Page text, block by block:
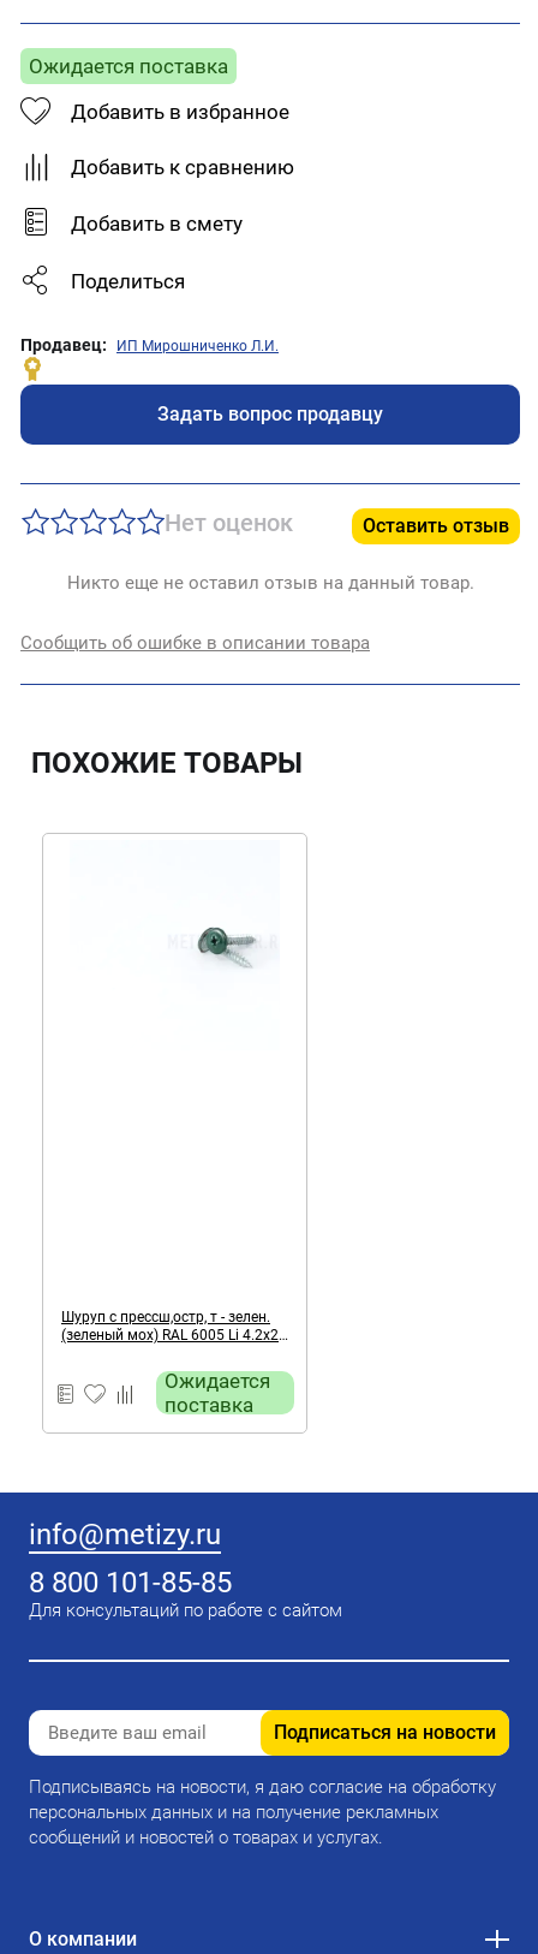
Ожидается поставка
Добавить в избранное
Добавить к сравнению
Добавить в смету
Поделиться
Продавец: ИП Мирошниченко Л.И.
Задать вопрос продавцу
Нет оценок Оставить отзыв
Никто еще не оставил отзыв на данный товар.
Сообщить об ошибке в описании товара
ПОХОЖИЕ ТОВАРЫ
Шуруп с прессш,остр, т - зелен.
(зеленый мох) RAL 6005 Li 4.2х25
Ожидается
поставка
info@metizy.ru
8 800 101-85-85
Для консультаций по работе с сайтом
Подписаться на новости
Подписываясь на новости, я даю согласие на обработку
персональных данных и на получение рекламных
сообщений и новостей о товарах и услугах.
О компании